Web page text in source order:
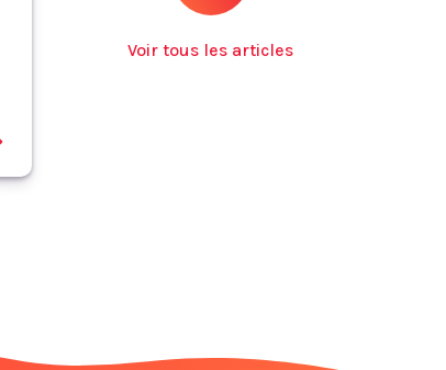
Voir tous les articles